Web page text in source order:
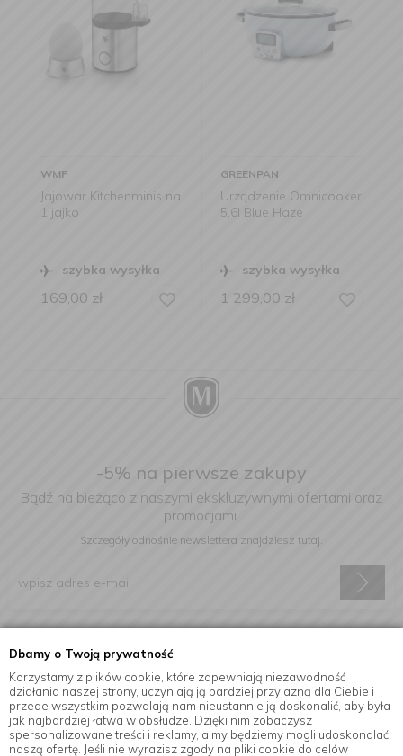
Dbamy o Twoją prywatność
Korzystamy z plików cookie, które zapewniają niezawodność
działania naszej strony, uczyniają ją bardziej przyjazną dla Ciebie i
przede wszystkim pozwalają nam nieustannie ją doskonalić, aby była
jak najbardziej łatwa w obsłudze. Dzięki nim zobaczysz
spersonalizowane treści i reklamy, a my będziemy mogli udoskonalać
naszą ofertę. Jeśli nie wyrazisz zgody na pliki cookie do celów
WMF
Jajowar Kitchenminis na
1 jajko
szybka wysyłka
169,00 zł
GREENPAN
Urządzenie Omnicooker
5,6l Blue Haze
szybka wysyłka
1 299,00 zł
-5% na pierwsze zakupy
Bądź na bieżąco z naszymi ekskluzywnymi ofertami oraz
promocjami.
Szczegóły odnośnie newslettera znajdziesz tutaj.
elektroniczną na podany adres e-mail.
Informacje